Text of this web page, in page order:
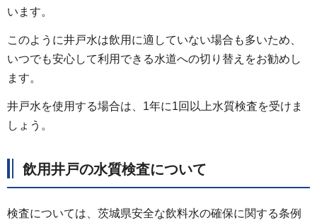
います。
このように井戸水は飲用に適していない場合も多いため、
いつでも安心して利用できる水道への切り替えをお勧めし
ます。
井戸水を使用する場合は、1年に1回以上水質検査を受けま
しょう。
飲用井戸の水質検査について
検査については、茨城県安全な飲料水の確保に関する条例